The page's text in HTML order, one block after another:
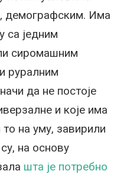
демографским. Има
са једним
сиромашним
руралним
да не постоје
и које има
на уму, завирили
на основу
шта је потребно